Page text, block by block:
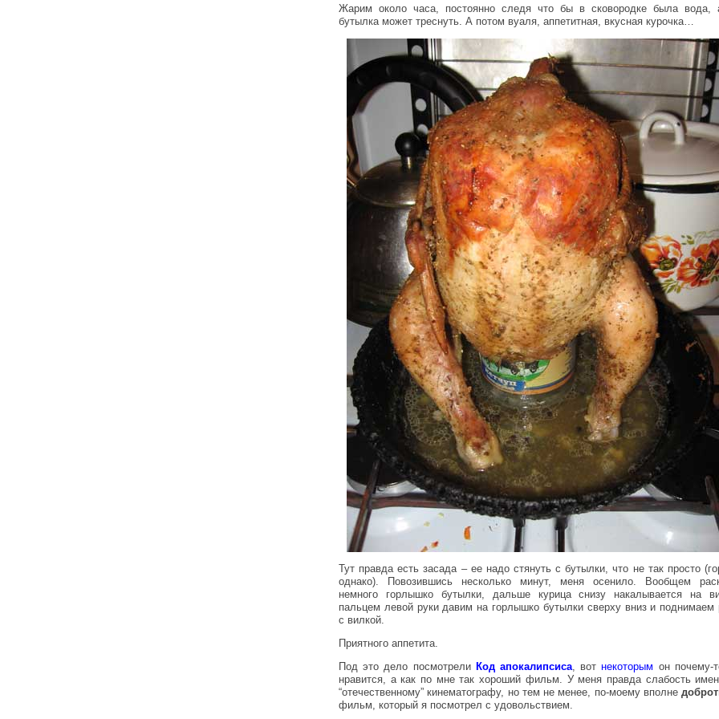
Жарим около часа, постоянно следя что бы в сковородке была вода,
бутылка может треснуть. А потом вуаля, аппетитная, вкусная курочка…
Тут правда есть засада – ее надо стянуть с бутылки, что не так просто
однако). Повозившись несколько минут, меня осенило. Вообщем
немного горлышко бутылки, дальше курица снизу накалывается на
пальцем левой руки давим на горлышко бутылки сверху вниз и поднимаем
с вилкой.
Приятного аппетита.
Под это дело посмотрели Код апокалипсиса, вотнекоторым он почему-
нравится, а как по мне так хороший фильм. У меня правда слабость
“отечественному” кинематографу, но тем не менее, по-моему вполне
фильм, который я посмотрел с удовольствием.